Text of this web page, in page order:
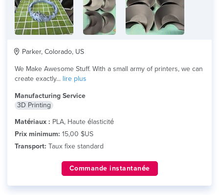
Parker, Colorado, US
We Make Awesome Stuff. With a small army of printers, we can
create exactly... lire plus
Manufacturing Service
3D Printing
Matériaux : PLA, Haute élasticité
Prix minimum: 15,00 $US
Transport: Taux fixe standard
Commande instantanée